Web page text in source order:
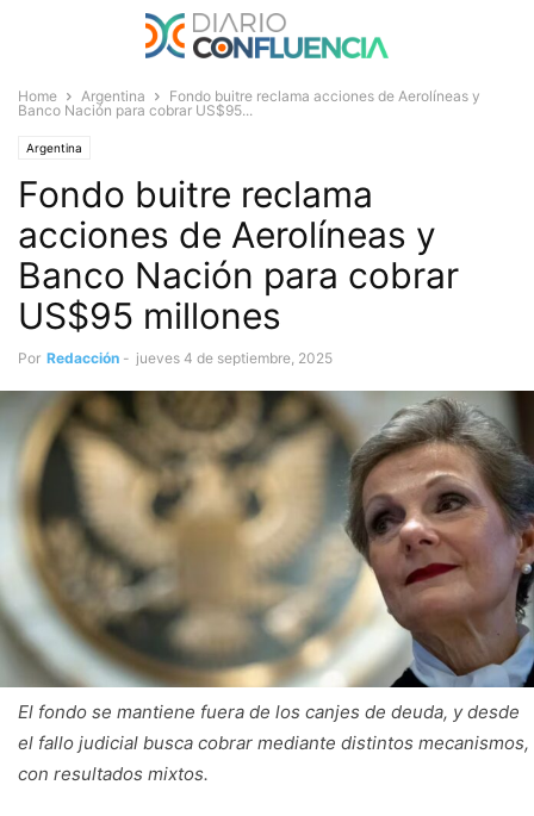
Home Argentina
Fondo buitre reclama acciones de Aerolíneas y
Banco Nación para cobrar US$95...
Argentina
Fondo buitre reclama
acciones de Aerolíneas y
Banco Nación para cobrar
US$95 millones
Por Redacción - jueves 4 de septiembre, 2025
El fondo se mantiene fuera de los canjes de deuda, y desde
el fallo judicial busca cobrar mediante distintos mecanismos,
con resultados mixtos.